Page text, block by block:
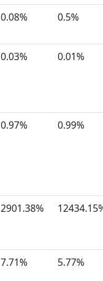
0.08% 0.5%
0.03% 0.01%
0.97% 0.99%
2901.38%
7.71% 5.77%